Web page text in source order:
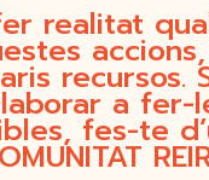
realitat
recursos.
a fer-
fes-te